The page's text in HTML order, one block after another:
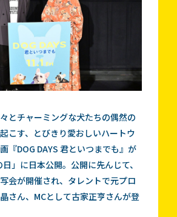
とチャーミングな犬たちの偶然の
こす、とびきり愛おしいハートウ
『DOG DAYS 君といつまでも』が
」に日本公開。公開に先んじて、
会が開催され、タレントで元プロ
さん、MCとして古家正亨さんが登